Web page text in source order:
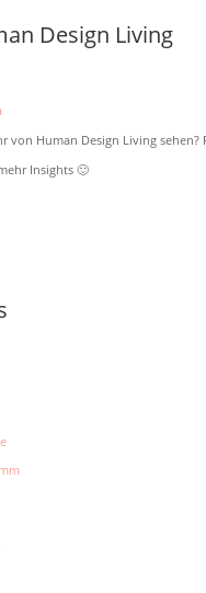
Design Living
von Human Design Living sehen?
Insights 🙂